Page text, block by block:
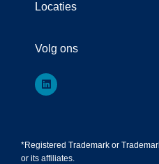
Locaties
Volg ons
*Registered Trademark or
or its affiliates.